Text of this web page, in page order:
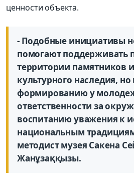
ценности объекта.
- Подобные инициативы
помогают поддерживать
территории памятников
культурного наследия,
формированию у
ответственности за
воспитанию уважения к
национальным
методист музея Сакена
Жанұзаққызы.